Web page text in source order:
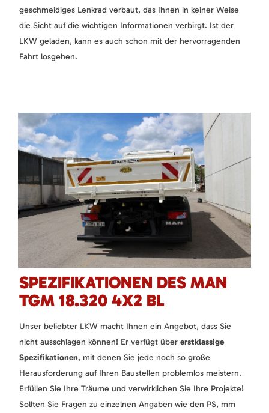
geschmeidiges Lenkrad verbaut, das Ihnen in keiner Weise
die Sicht auf die wichtigen Informationen verbirgt. Ist der
LKW geladen, kann es auch schon mit der hervorragenden
Fahrt losgehen.
SPEZIFIKATIONEN DES MAN
TGM 18.320 4X2 BL
Unser beliebter LKW macht Ihnen ein Angebot, dass Sie
nicht ausschlagen können! Er verfügt über erstklassige
Spezifikationen, mit denen Sie jede noch so große
Herausforderung auf Ihren Baustellen problemlos meistern.
Erfüllen Sie Ihre Träume und verwirklichen Sie Ihre Projekte!
Sollten Sie Fragen zu einzelnen Angaben wie den PS, mm